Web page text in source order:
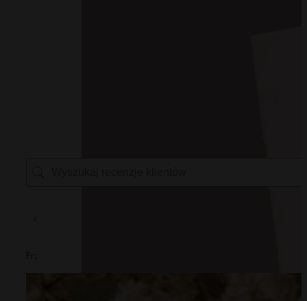
Przepraszamy, żadne recenzje nie pasują do twoich aktualnych